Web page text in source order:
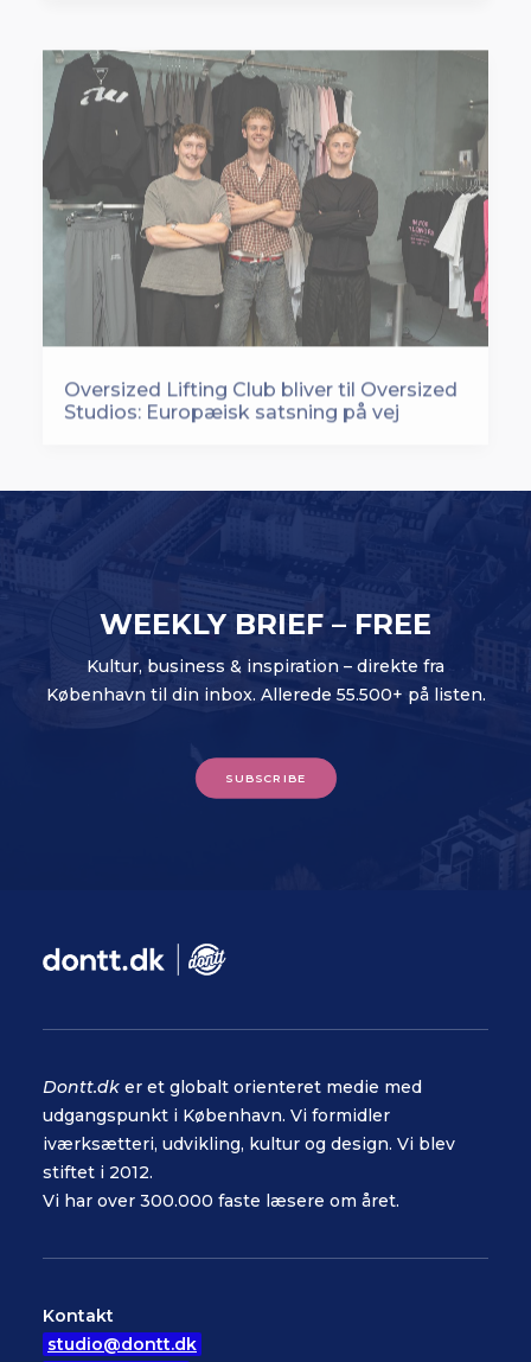
Oversized Lifting Club bliver til Oversized
WEEKLY BRIEF – FREE
Kultur, business & inspiration – direkte fra
København til din inbox. Allerede 55.500+ på listen.
SUBSCRIBE
Dontt.dk er et globalt orienteret medie med
udgangspunkt i København. Vi formidler
iværksætteri, udvikling, kultur og design. Vi blev
stiftet i 2012.
Vi har over 300.000 faste læsere om året.
Kontakt
studio@dontt.dk